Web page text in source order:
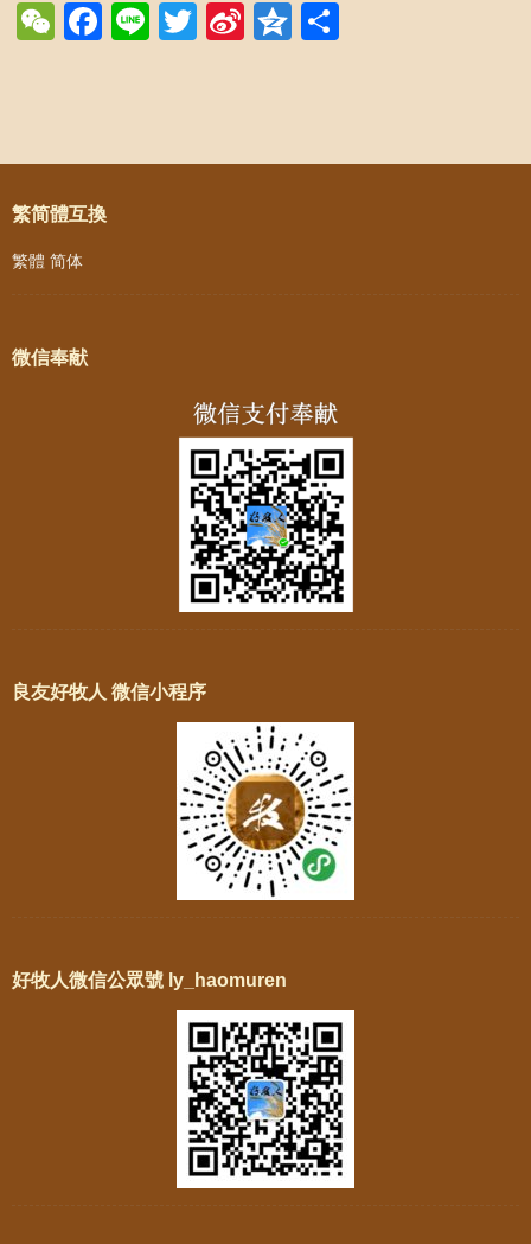
WeChat
Facebook
LineTwitter
SinaQzone
Post navigation
繁简體互換
繁體 简体
微信奉献
良友好牧人 微信小程序
好牧人微信公眾號 ly_haomuren